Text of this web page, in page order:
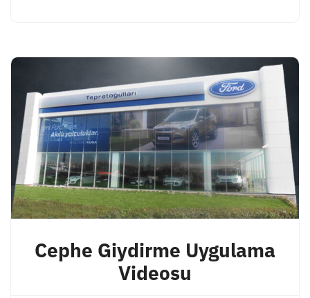
Cephe Giydirme Uygulama
Videosu